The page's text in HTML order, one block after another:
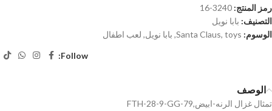
رمز المنتج: 3240-16
التصنيف: بابا نويل
الوسوم:
Santa Claus, toys
, بابا نويل, لعب اطفال
Follow:
الوصف
تمثال غزال الرنه-ابيض,FTH-28-9-GG-79